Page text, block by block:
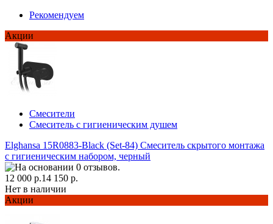
Рекомендуем
Акции
Смесители
Смеситель с гигиеническим душем
Elghansa 15R0883-Black (Set-84) Смеситель скрытого монтажа
с гигиеническим набором, черный
12 000 р.14 150 р.
Нет в наличии
Акции